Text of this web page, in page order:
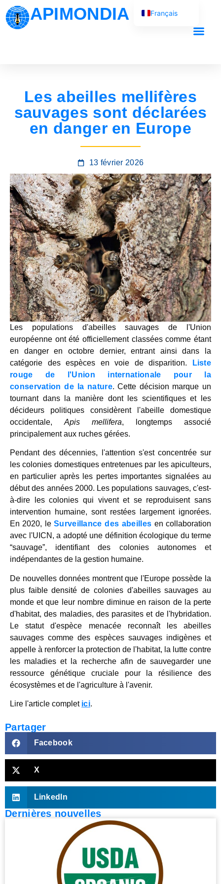
APIMONDIA
Les abeilles mellifères
sauvages sont déclarées
en danger en Europe
13 février 2026
Les populations d'abeilles sauvages de l'Union
européenne ont été officiellement classées comme étant
en danger en octobre dernier, entrant ainsi dans la
catégorie des espèces en voie de disparition.
Liste
rouge de l'Union internationale pour la
conservation de la nature. Cette décision marque un
tournant dans la manière dont les scientifiques et les
décideurs politiques considèrent l'abeille domestique
occidentale, Apis mellifera, longtemps associé
principalement aux ruches gérées.
Pendant des décennies, l'attention s'est concentrée sur
les colonies domestiques entretenues par les apiculteurs,
en particulier après les pertes importantes signalées au
début des années 2000. Les populations sauvages, c'est-
à-dire les colonies qui vivent et se reproduisent sans
intervention humaine, sont restées largement ignorées.
En 2020, leSurveillance des abeilles en collaboration
avec l'UICN, a adopté une définition écologique du terme
“sauvage”, identifiant des colonies autonomes et
indépendantes de la gestion humaine.
De nouvelles données montrent que l'Europe possède la
plus faible densité de colonies d'abeilles sauvages au
monde et que leur nombre diminue en raison de la perte
d'habitat, des maladies, des parasites et de l'hybridation.
Le statut d'espèce menacée reconnaît les abeilles
sauvages comme des espèces sauvages indigènes et
appelle à renforcer la protection de l'habitat, la lutte contre
les maladies et la recherche afin de sauvegarder une
ressource génétique cruciale pour la résilience des
écosystèmes et de l'agriculture à l'avenir.
Lire l'article complet ici.
Partager
Facebook
X
LinkedIn
Dernières nouvelles
Français
Русский